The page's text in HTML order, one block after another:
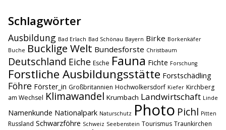
Schlagwörter
Ausbildung Bad Erlach Bad Schönau Bayern Birke Borkenkäfer
Buche Bucklige Welt Bundesforste Christbaum
Deutschland Eiche Esche Fauna Fichte Forschung
Forstliche Ausbildungsstätte Forstschädling
Föhre Förster_in Großbritannien Hochwolkersdorf Kiefer Kirchberg
am Wechsel Klimawandel Krumbach Landwirtschaft Linde
Namenkunde Nationalpark Naturschutz Photo Pichl Pitten
Russland Schwarzföhre Schweiz Seebenstein Tourismus Traunkirchen